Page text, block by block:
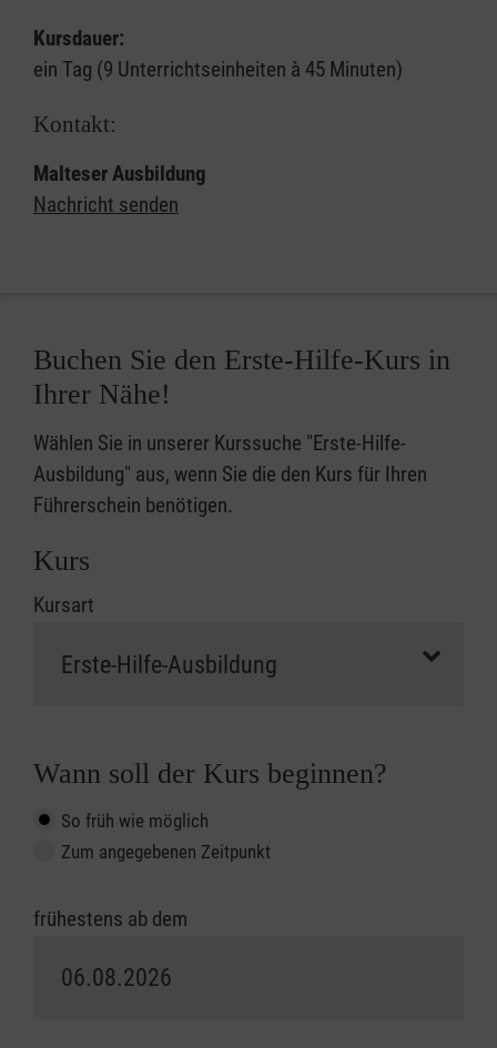
Kursdauer:
ein Tag (9 Unterrichtseinheiten à 45 Minuten)
Kontakt:
Malteser Ausbildung
Nachricht senden
Buchen Sie den Erste-Hilfe-Kurs in
Ihrer Nähe!
Wählen Sie in unserer Kurssuche "Erste-Hilfe-
Ausbildung" aus, wenn Sie die den Kurs für Ihren
Führerschein benötigen.
Kurs
Kursart
Wann soll der Kurs beginnen?
So früh wie möglich
Zum angegebenen Zeitpunkt
frühestens ab dem